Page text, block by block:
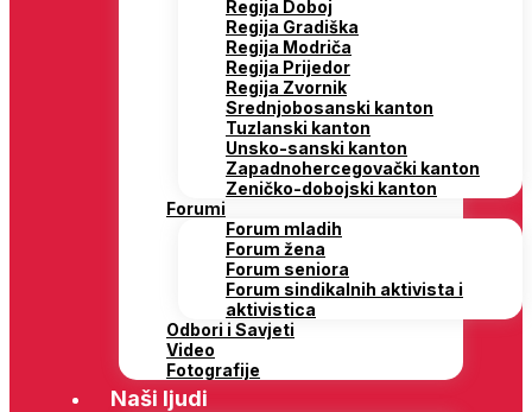
Regija Doboj
Regija Gradiška
Regija Modriča
Regija Prijedor
Regija Zvornik
Srednjobosanski kanton
Tuzlanski kanton
Unsko-sanski kanton
Zapadnohercegovački kanton
Zeničko-dobojski kanton
Forumi
Forum mladih
Forum žena
Forum seniora
Forum sindikalnih aktivista i
aktivistica
Odbori i Savjeti
Video
Fotografije
Naši ljudi